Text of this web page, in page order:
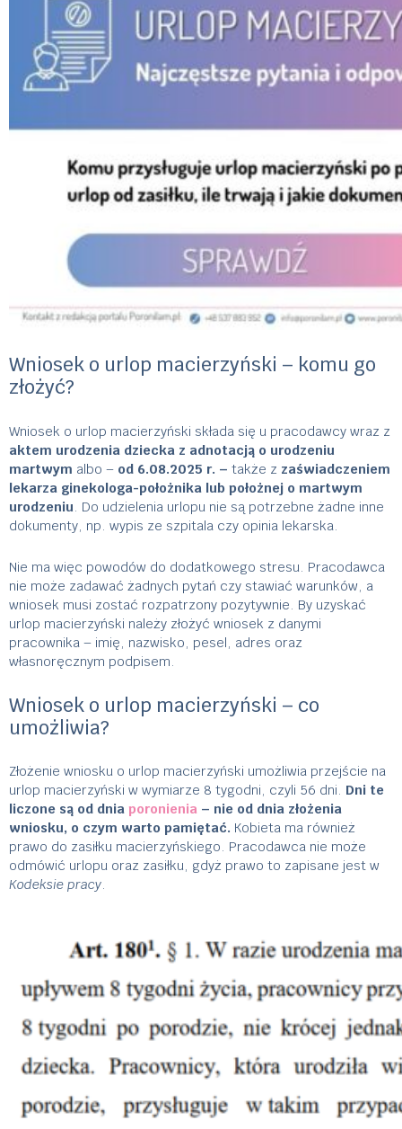
Wniosek o urlop macierzyński – komu go
złożyć?
Wniosek o urlop macierzyński składa się u pracodawcy wraz z
aktem urodzenia dziecka z adnotacją o urodzeniu
martwym albo – od 6.08.2025 r. – także z zaświadczeniem
lekarza ginekologa-położnika lub położnej o martwym
urodzeniu . Do udzielenia urlopu nie są potrzebne żadne inne
dokumenty, np. wypis ze szpitala czy opinia lekarska.
Nie ma więc powodów do dodatkowego stresu. Pracodawca
nie może zadawać żadnych pytań czy stawiać warunków, a
wniosek musi zostać rozpatrzony pozytywnie. By uzyskać
urlop macierzyński należy złożyć wniosek z danymi
pracownika – imię, nazwisko, pesel, adres oraz
własnoręcznym podpisem.
Wniosek o urlop macierzyński – co
umożliwia?
Złożenie wniosku o urlop macierzyński umożliwia przejście na
urlop macierzyński w wymiarze 8 tygodni, czyli 56 dni. Dni te
liczone są od dnia poronienia– nie od dnia złożenia
wniosku, o czym warto pamiętać. Kobieta ma również
prawo do zasiłku macierzyńskiego. Pracodawca nie może
odmówić urlopu oraz zasiłku, gdyż prawo to zapisane jest w
Kodeksie pracy.